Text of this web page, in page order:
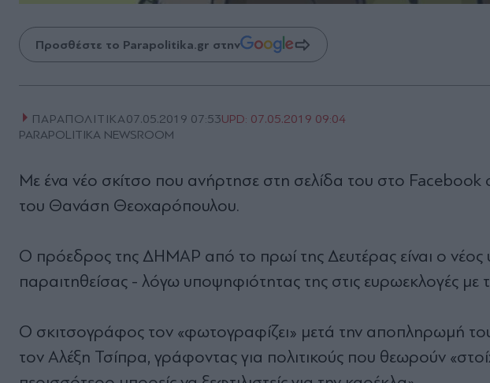
Προσθέστε το Parapolitika.gr στην
ΠΑΡΑΠΟΛΙΤΙΚΑ07.05.2019 07:53UPD: 07.05.2019 09:04
PARAPOLITIKA NEWSROOM
Με ένα νέο σκίτσο που ανήρτησε στη σελίδα του στο Facebook
του Θανάση Θεοχαρόπουλου.
Ο πρόεδρος της ΔΗΜΑΡ από το πρωί της Δευτέρας είναι ο
παραιτηθείσας - λόγω υποψηφιότητας της στις ευρωεκλογές
Ο σκιτσογράφος τον «φωτογραφίζει» μετά την αποπληρωμή
τον Αλέξη Τσίπρα, γράφοντας για πολιτικούς που θεωρούν